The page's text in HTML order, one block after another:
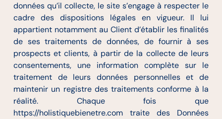
données qu’il collecte, le site s’engage à respecter le
cadre des dispositions légales en vigueur. Il lui
appartient notamment au Client d’établir les finalités
de ses traitements de données, de fournir à ses
prospects et clients, à partir de la collecte de leurs
consentements, une information complète sur le
traitement de leurs données personnelles et de
maintenir un registre des traitements conforme à la
réalité. Chaque fois que
https://holistiquebienetre.com traite des Données